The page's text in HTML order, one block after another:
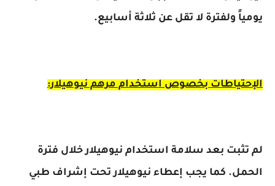
يومياً ولفترة لا تقل عن ثلاثة أسابيع.
الإحتياطات بخصوص استخدام مرهم نيوهيلار:
لم تثبت بعد سلامة استخدام نيوهيلار خلال فترة
الحمل. كما يجب إعطاء نيوهيلار تحت إشراف طبي